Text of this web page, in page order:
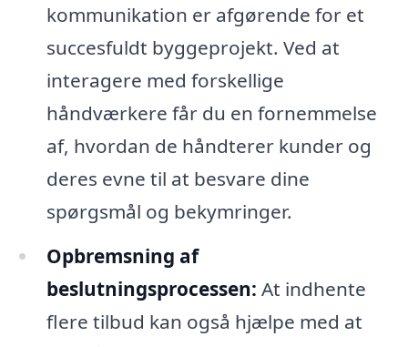
kommunikation er afgørende for et
succesfuldt byggeprojekt. Ved at
interagere med forskellige
håndværkere får du en fornemmelse
af, hvordan de håndterer kunder og
deres evne til at besvare dine
spørgsmål og bekymringer.
Opbremsning af
beslutningsprocessen: At indhente
flere tilbud kan også hjælpe med at